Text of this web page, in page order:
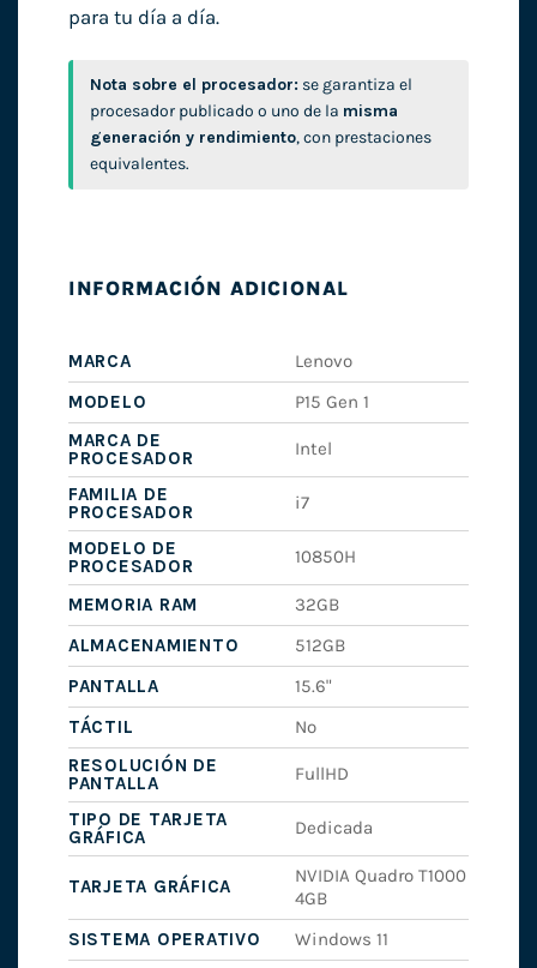
para tu día a día.
Nota sobre el procesador: se garantiza el
procesador publicado o uno de la misma
generación y rendimiento, con prestaciones
equivalentes.
INFORMACIÓN ADICIONAL
MARCA
Lenovo
MODELO
P15 Gen 1
MARCA DE
PROCESADOR
Intel
FAMILIA DE
PROCESADOR
i7
MODELO DE
PROCESADOR
10850H
MEMORIA RAM
32GB
ALMACENAMIENTO
512GB
PANTALLA
15.6"
TÁCTIL
No
RESOLUCIÓN DE
PANTALLA
FullHD
TIPO DE TARJETA
GRÁFICA
Dedicada
TARJETA GRÁFICA
NVIDIA Quadro T1000
4GB
SISTEMA OPERATIVO
Windows 11